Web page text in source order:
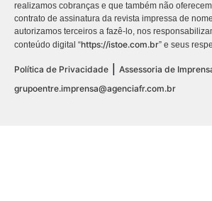
realizamos cobranças e que também não
contrato de assinatura da revista impressa de
autorizamos terceiros a fazê-lo, nos
conteúdo digital “https://istoe.com.br” e seus
Política de Privacidade
Assessoria de
grupoentre.imprensa@agenciafr.com.br